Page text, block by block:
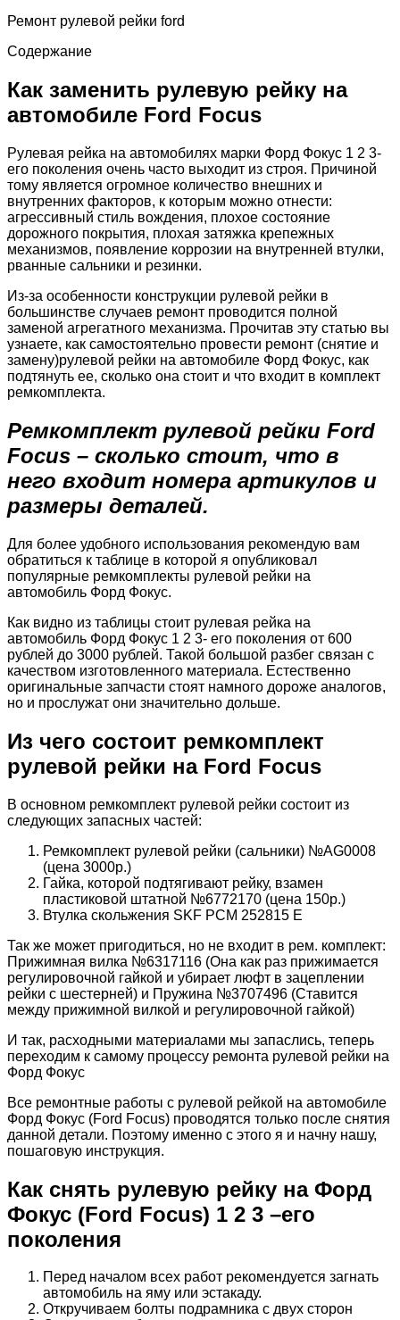
Ремонт рулевой рейки ford
Содержание
Как заменить рулевую рейку на
автомобиле Ford Focus
Рулевая рейка на автомобилях марки Форд Фокус 1 2 3-
его поколения очень часто выходит из строя. Причиной
тому является огромное количество внешних и
внутренних факторов, к которым можно отнести:
агрессивный стиль вождения, плохое состояние
дорожного покрытия, плохая затяжка крепежных
механизмов, появление коррозии на внутренней втулки,
рванные сальники и резинки.
Из-за особенности конструкции рулевой рейки в
большинстве случаев ремонт проводится полной
заменой агрегатного механизма. Прочитав эту статью вы
узнаете, как самостоятельно провести ремонт (снятие и
замену)рулевой рейки на автомобиле Форд Фокус, как
подтянуть ее, сколько она стоит и что входит в комплект
ремкомплекта.
Ремкомплект рулевой рейки Ford
Focus – сколько стоит, что в
него входит номера артикулов и
размеры деталей.
Для более удобного использования рекомендую вам
обратиться к таблице в которой я опубликовал
популярные ремкомплекты рулевой рейки на
автомобиль Форд Фокус.
Как видно из таблицы стоит рулевая рейка на
автомобиль Форд Фокус 1 2 3- его поколения от 600
рублей до 3000 рублей. Такой большой разбег связан с
качеством изготовленного материала. Естественно
оригинальные запчасти стоят намного дороже аналогов,
но и прослужат они значительно дольше.
Из чего состоит ремкомплект
рулевой рейки на Ford Focus
В основном ремкомплект рулевой рейки состоит из
следующих запасных частей:
Ремкомплект рулевой рейки (сальники) №AG0008
(цена 3000р.)
Гайка, которой подтягивают рейку, взамен
пластиковой штатной №6772170 (цена 150р.)
Втулка скольжения SKF PCM 252815 E
Так же может пригодиться, но не входит в рем. комплект:
Прижимная вилка №6317116 (Она как раз прижимается
регулировочной гайкой и убирает люфт в зацеплении
рейки с шестерней) и Пружина №3707496 (Ставится
между прижимной вилкой и регулировочной гайкой)
И так, расходными материалами мы запаслись, теперь
переходим к самому процессу ремонта рулевой рейки на
Форд Фокус
Все ремонтные работы с рулевой рейкой на автомобиле
Форд Фокус (Ford Focus) проводятся только после снятия
данной детали. Поэтому именно с этого я и начну нашу,
пошаговую инструкция.
Как снять рулевую рейку на Форд
Фокус (Ford Focus) 1 2 3 –его
поколения
Перед началом всех работ рекомендуется загнать
автомобиль на яму или эстакаду.
Откручиваем болты подрамника с двух сторон